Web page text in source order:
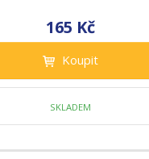
165 Kč
Koupit
SKLADEM